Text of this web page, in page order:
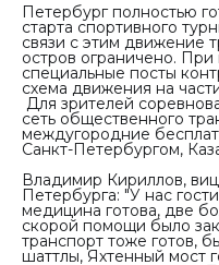
Петербург полностью
старта спортивного
связи с этим движение
остров ограничено.
специальные посты
схема движения на
Для зрителей
сеть общественного
междугородние
Санкт-Петербургом,
Владимир Кириллов,
Петербурга: "У нас
медицина готова, две
скорой помощи было
транспорт тоже готов,
шаттлы, Яхтенный мост